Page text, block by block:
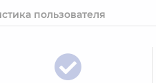
пользователя